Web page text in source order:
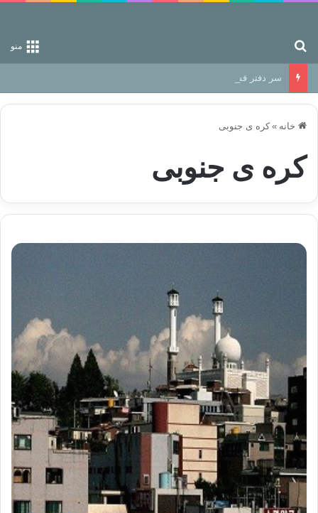
منو
سر دفتر فساد در زمین‌، دوری وکناره‌گیری از راه خداست‌!
خانه » کره ی جنوبی
کره ی جنوبی